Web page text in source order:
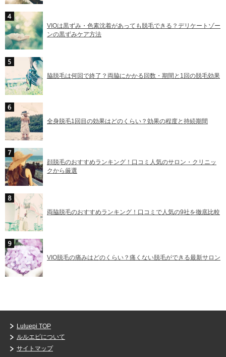
VIOは黒ずみ・色素沈着があっても脱毛できる？デリケートゾー
ンの黒ずみケア方法
脇脱毛は何回で終了？両脇にかかる回数・期間と1回の脱毛効果
全身脱毛1回目の効果はどのくらい？効果の程度と持続期間
顔脱毛のおすすめランキング！口コミ人気のサロン・クリニッ
クから厳選
両脇脱毛のおすすめランキング！口コミで人気の9社を徹底比較
VIO脱毛の痛みはどのくらい？痛くない脱毛ができる最新サロン
Luluepi TOP
ルルエピについて
サイトマップ